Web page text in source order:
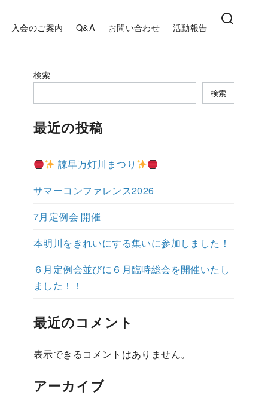
入会のご案内 Q&A お問い合わせ 活動報告
検索
検索
最近の投稿
諫早万灯川まつり
サマーコンファレンス2026
7月定例会 開催
本明川をきれいにする集いに参加しました！
６月定例会並びに６月臨時総会を開催いたし
ました！！
最近のコメント
表示できるコメントはありません。
アーカイブ